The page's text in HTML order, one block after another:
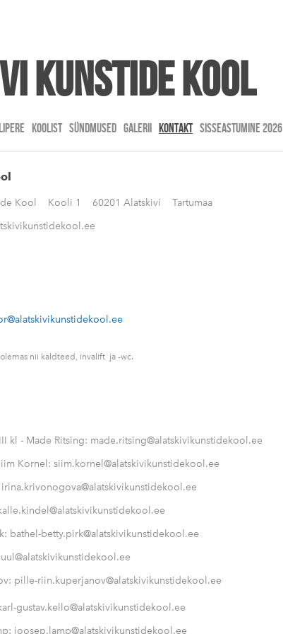
kunstide kool
KOOLIST SÜNDMUSED GALERII KONTAKT SISSEASTUMINE 2026
Kool Kooli 1 60201 Alatskivi Tartumaa
nii kaldteed, invalift ja -wc.
kl - Made Ritsing: made.ritsing@alatskivikunstidekool.ee
Kornel: siim.kornel@alatskivikunstidekool.ee
bathel-betty.pirk@alatskivikunstidekool.ee
pille-riin.kuperjanov@alatskivikunstidekool.ee
gustav.kello@alatskivikunstidekool.ee
joosep.lamp@alatskivikunstidekool.ee